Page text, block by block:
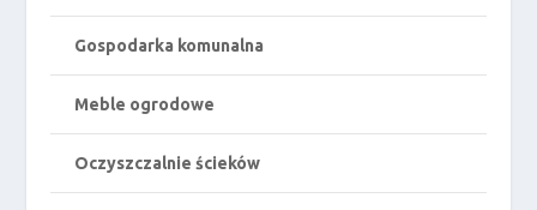
Gospodarka komunalna
Meble ogrodowe
Oczyszczalnie ścieków